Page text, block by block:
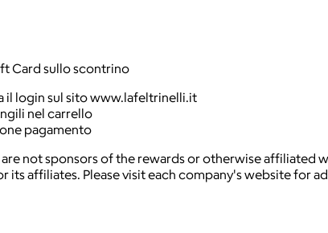
Card sullo scontrino
il login sul sito www.lafeltrinelli.it
nel carrello
pagamento
not sponsors of the rewards or otherwise affiliated
its affiliates. Please visit each company's website for